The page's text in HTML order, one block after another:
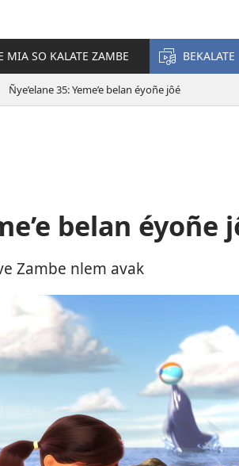
MIA SO KALATE ZAMBE BEKALATE
Ñye’elane 35: Yeme’e belan éyoñe jôé
belan éyoñe
Zambe nlem avak